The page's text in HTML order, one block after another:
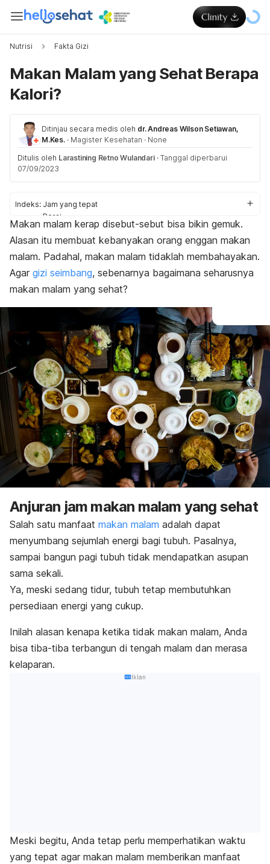
Nutrisi Fakta Gizi
Makan Malam yang Sehat Berapa
Kalori?
Ditinjau secara medis oleh dr. Andreas Wilson Setiawan,
M.Kes. · Magister Kesehatan · None
Ditulis oleh Larastining Retno Wulandari · Tanggal diperbarui
07/09/2023
Indeks: Jam yang tepat
Porsi
Zat gizi
Menu
Makan malam kerap disebut-sebut bisa bikin gemuk.
Alasan itu membuat kebanyakan orang enggan makan
malam. Padahal, makan malam tidaklah membahayakan.
Agar gizi seimbang, sebenarnya bagaimana seharusnya
makan malam yang sehat?
Anjuran jam makan malam yang sehat
Salah satu manfaat makan malam adalah dapat
menyumbang sejumlah energi bagi tubuh. Pasalnya,
sampai bangun pagi tubuh tidak mendapatkan asupan
sama sekali.
Ya, meski sedang tidur, tubuh tetap membutuhkan
persediaan energi yang cukup.
Inilah alasan kenapa ketika tidak makan malam, Anda
bisa tiba-tiba terbangun di tengah malam dan merasa
kelaparan.
Iklan
Meski begitu, Anda tetap perlu memperhatikan waktu
yang tepat agar makan malam memberikan manfaat